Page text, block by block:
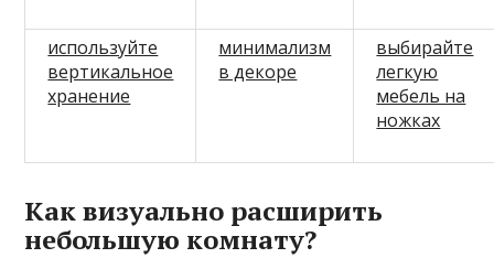
используйте
вертикальное
хранение
минимализм
в декоре
выбирайте
легкую
мебель на
ножках
Как визуально расширить
небольшую комнату?